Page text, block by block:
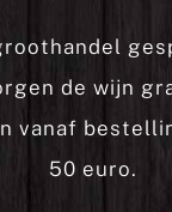
de wijn
vanaf
50 euro.